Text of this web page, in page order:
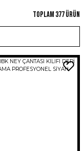
Toplam 377 ürün